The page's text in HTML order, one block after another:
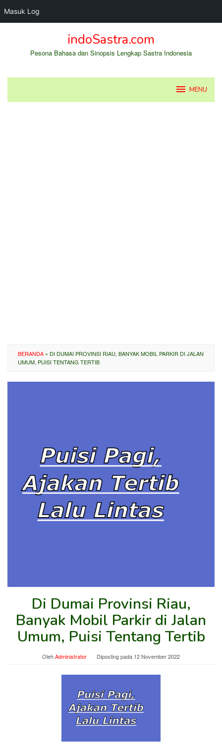
Masuk Log
indoSastra.com
Pesona Bahasa dan Sinopsis Lengkap Sastra Indonesia
MENU
BERANDA » DI DUMAI PROVINSI RIAU, BANYAK MOBIL PARKIR DI JALAN
UMUM, PUISI TENTANG TERTIB
Di Dumai Provinsi Riau,
Banyak Mobil Parkir di Jalan
Umum, Puisi Tentang Tertib
OlehAdministrator Diposting pada 12 November 2022